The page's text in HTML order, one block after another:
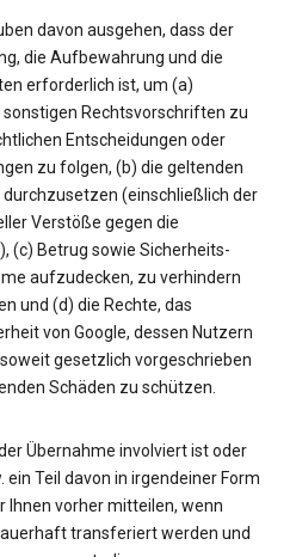
davon ausgehen, dass der
die Aufbewahrung und die
erforderlich ist, um (a)
Rechtsvorschriften zu
Entscheidungen oder
zu folgen, (b) die geltenden
durchzusetzen (einschließlich der
Verstöße gegen die
(c) Betrug sowie Sicherheits-
aufzudecken, zu verhindern
und (d) die Rechte, das
von Google, dessen Nutzern
gesetzlich vorgeschrieben
Schäden zu schützen.
Übernahme involviert ist oder
Teil davon in irgendeiner Form
vorher mitteilen, wenn
transferiert werden und